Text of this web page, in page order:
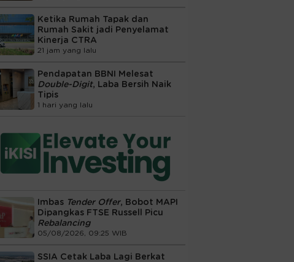
Ketika Rumah Tapak dan
Rumah Sakit jadi Penyelamat
Kinerja CTRA
21 jam yang lalu
Pendapatan BBNI Melesat
Double-Digit, Laba Bersih Naik
Tipis
1 hari yang lalu
Imbas Tender Offer, Bobot MAPI
Dipangkas FTSE Russell Picu
Rebalancing
05/08/2026, 09:25 WIB
SSIA Cetak Laba Lagi Berkat